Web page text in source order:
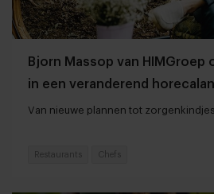
Bjorn Massop van HIMGroep
in een veranderend
Van nieuwe plannen tot
Restaurants Chefs